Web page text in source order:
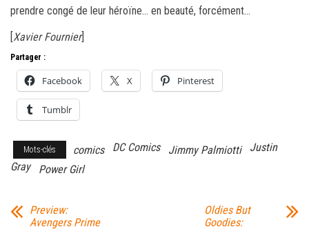
prendre congé de leur héroïne… en beauté, forcément…
[Xavier Fournier]
Partager :
Facebook X Pinterest
Tumblr
Mots-clés comics DC Comics Jimmy Palmiotti
Justin
Gray
Power Girl
Preview:
Avengers Prime
Oldies But
Goodies: